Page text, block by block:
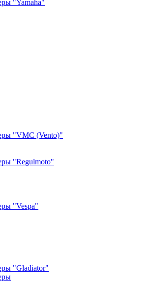
"Yamaha"
"VMC (Vento)"
"Regulmoto"
"Vespa"
"Gladiator"